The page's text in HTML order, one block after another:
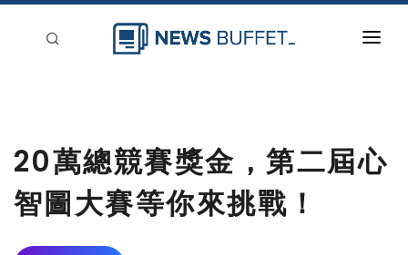
登入
刊登
20萬總競賽獎金，第二屆心
智圖大賽等你來挑戰！